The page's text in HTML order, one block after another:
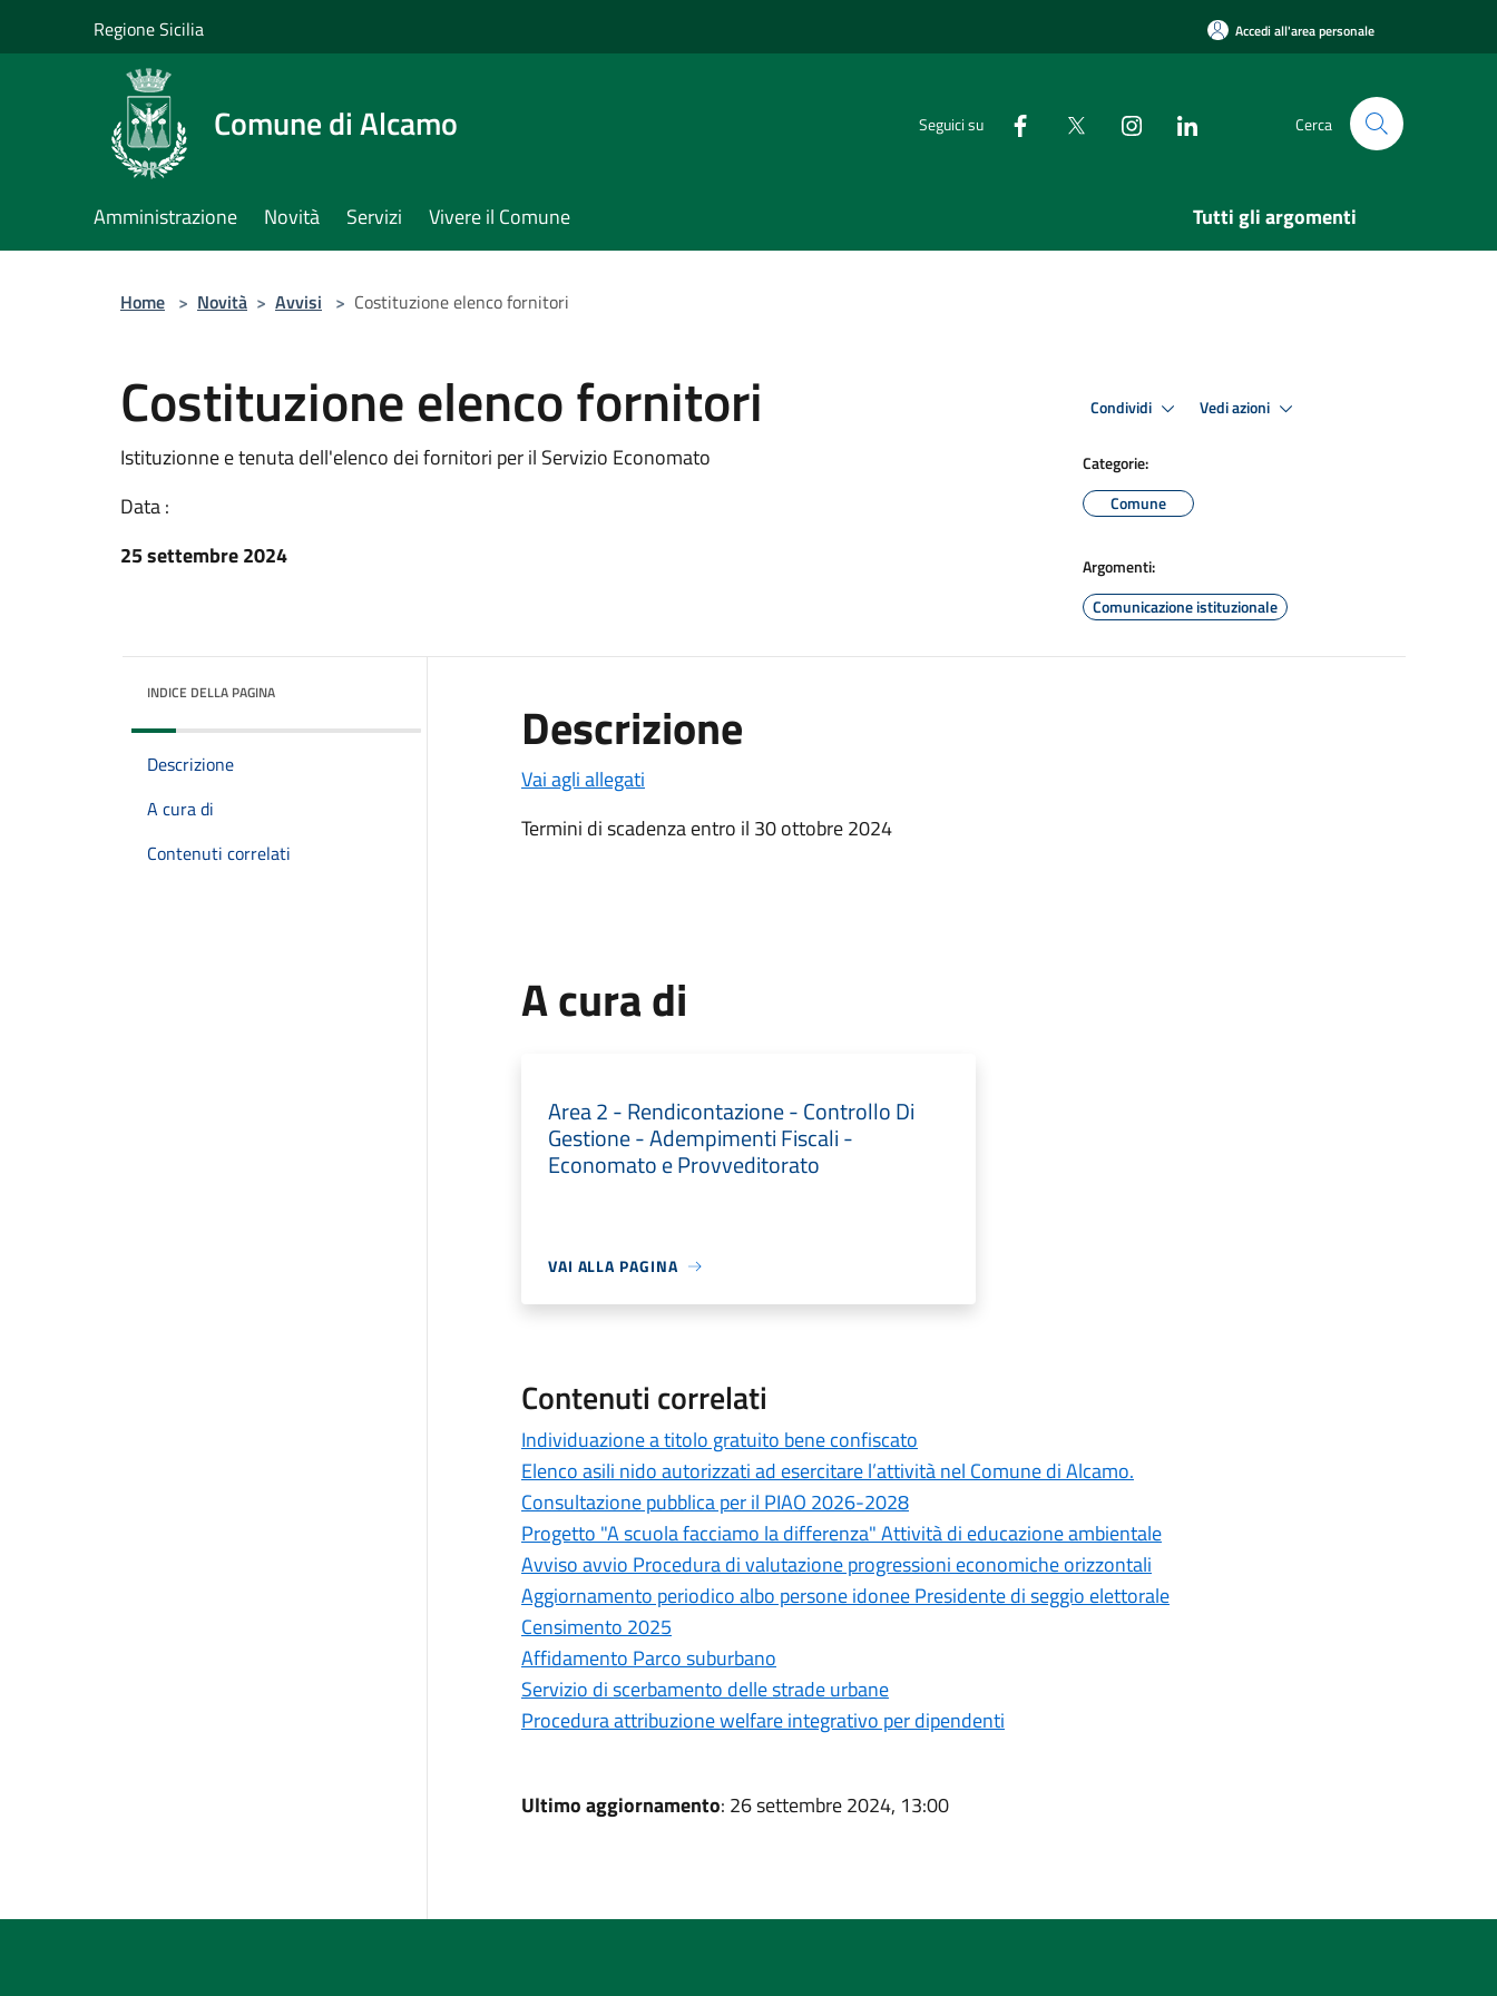
Regione Sicilia Accedi all'area personale
Comune di Alcamo Seguici su Cerca
Amministrazione Novità Servizi Vivere il Comune Tutti gli argomenti
Home > Novità > Avvisi > Costituzione elenco fornitori
Costituzione elenco fornitori
Istituzionne e tenuta dell'elenco dei fornitori per il Servizio Economato
Data :
25 settembre 2024
Condividi Vedi azioni
Categorie:
Comune
Argomenti:
Comunicazione istituzionale
INDICE DELLA PAGINA
Descrizione
A cura di
Contenuti correlati
Descrizione
Vai agli allegati
Termini di scadenza entro il 30 ottobre 2024
A cura di
Area 2 - Rendicontazione - Controllo Di
Gestione - Adempimenti Fiscali -
Economato e Provveditorato
VAI ALLA PAGINA
Contenuti correlati
Individuazione a titolo gratuito bene confiscato
Elenco asili nido autorizzati ad esercitare l’attività nel Comune di Alcamo.
Consultazione pubblica per il PIAO 2026-2028
Progetto "A scuola facciamo la differenza" Attività di educazione ambientale
Avviso avvio Procedura di valutazione progressioni economiche orizzontali
Aggiornamento periodico albo persone idonee Presidente di seggio elettorale
Censimento 2025
Affidamento Parco suburbano
Servizio di scerbamento delle strade urbane
Procedura attribuzione welfare integrativo per dipendenti
Ultimo aggiornamento: 26 settembre 2024, 13:00